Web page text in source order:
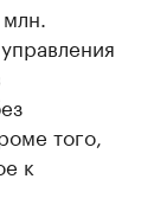
того,
к